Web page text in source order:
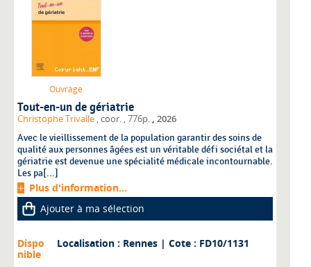
Ouvrage
Tout-en-un de gériatrie
Christophe Trivalle , coor. , 776p. , 2026
Avec le vieillissement de la population garantir des soins de
qualité aux personnes âgées est un véritable défi sociétal et la
gériatrie est devenue une spécialité médicale incontournable.
Les pa[...]
Plus d'information...
Ajouter à ma sélection
Dispo
nible
Localisation : Rennes | Cote : FD10/1131